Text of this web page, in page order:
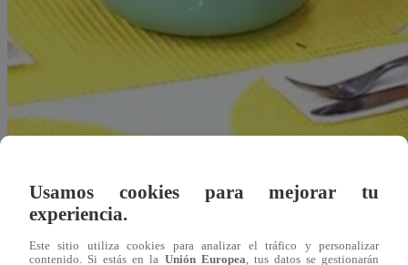
Alejandra Sanchez A.
Usamos cookies para mejorar tu
experiencia.
Este sitio utiliza cookies para analizar el tráfico y personalizar
contenido. Si estás en la Unión Europea , tus datos se gestionarán